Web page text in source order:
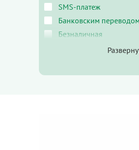
SMS-платеж
Банковским переводом
Безналичная